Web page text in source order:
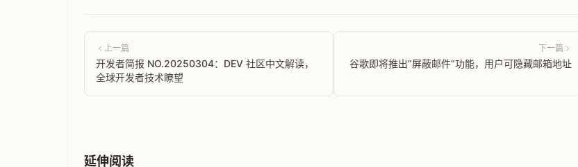
上一篇
开发者简报 NO.20250304：DEV 社区中文解读，
全球开发者技术瞭望
下一篇
谷歌即将推出“屏蔽邮件”功能，用户可隐藏邮箱地址
延伸阅读